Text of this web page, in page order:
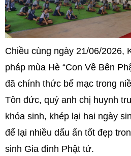
Chiều cùng ngày 21/06/2026,
pháp mùa Hè “Con Về Bên
đã chính thức bế mạc trong
Tôn đức, quý anh chị huynh
khóa sinh, khép lại hai ngày
để lại nhiều dấu ấn tốt đẹp
sinh Gia đình Phật tử.